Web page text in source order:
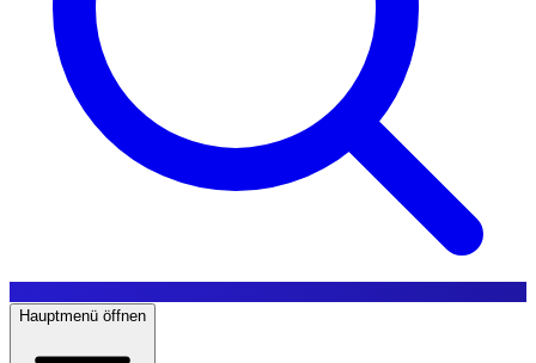
Hauptmenü öffnen